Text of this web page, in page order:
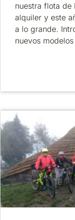
nuestra flota de
alquiler y este
a lo grande.
nuevos